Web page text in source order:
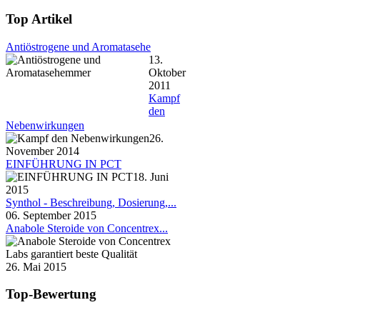
Top Artikel
Antiöstrogene und Aromatasehe
13.
Oktober
2011
Kampf
den
Nebenwirkungen
26.
November 2014
EINFÜHRUNG IN PCT
18. Juni
2015
Synthol - Beschreibung, Dosierung,...
06. September 2015
Anabole Steroide von Concentrex...
26. Mai 2015
Top-Bewertung